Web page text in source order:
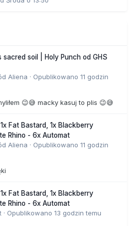
sacred soil | Holy Punch od GHS
Aliena · Opublikowano 11 godzin
😉😅 macky kasuj to plis 😉😅
Fat Bastard, 1x Blackberry
Rhino - 6x Automat
Aliena · Opublikowano 11 godzin
Fat Bastard, 1x Blackberry
Rhino - 6x Automat
· Opublikowano 13 godzin temu